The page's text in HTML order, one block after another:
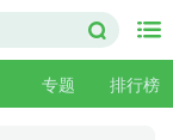
专题 排行榜